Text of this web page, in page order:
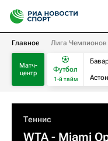
Главное Лига Чемпионов
Матч-
центр
Футбол
1-й тайм
Теннис
WTA- Miami